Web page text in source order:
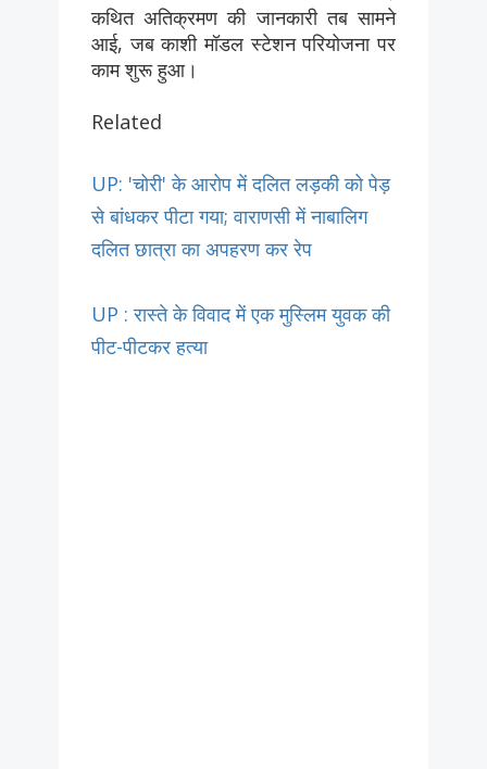
कथित अतिक्रमण की जानकारी तब सामने
आई, जब काशी मॉडल स्टेशन परियोजना पर
काम शुरू हुआ।
Related
UP: 'चोरी' के आरोप में दलित लड़की को पेड़
से बांधकर पीटा गया; वाराणसी में नाबालिग
दलित छात्रा का अपहरण कर रेप
UP : रास्ते के विवाद में एक मुस्लिम युवक की
पीट-पीटकर हत्या